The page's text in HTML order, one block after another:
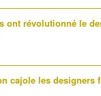
ont révolutionné le
cajole les designers